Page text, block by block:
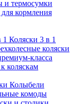
и термосумки
кормления
1 Коляски 3 в 1
коляски
класса
коляскам
Колыбели
комоды